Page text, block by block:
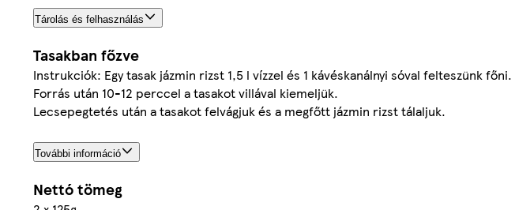
Tárolás és felhasználás
Tasakban főzve
Instrukciók: Egy tasak jázmin rizst 1,5 l vízzel és 1 kávéskanálnyi sóval felteszünk főni.
Forrás után 10-12 perccel a tasakot villával kiemeljük.
Lecsepegtetés után a tasakot felvágjuk és a megfőtt jázmin rizst tálaljuk.
További információ
Nettó tömeg